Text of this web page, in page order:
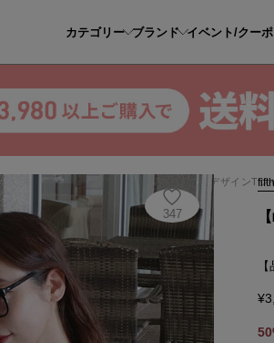
カテゴリー ブランド イベント/クー
【mikuセレクト】【接触冷感】袖口折り返しデザインTシ
347
fifth